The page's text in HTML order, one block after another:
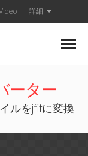
詳細
ーター
ルをjfifに変換